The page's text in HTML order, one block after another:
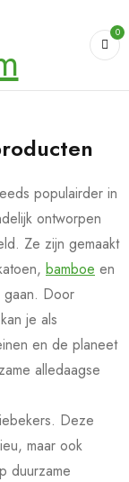
0
populairder in
ontworpen
Ze zijn gemaakt
bamboe en
gaan. Door
je als
en de planeet
alledaagse
Deze
maar ook
duurzame